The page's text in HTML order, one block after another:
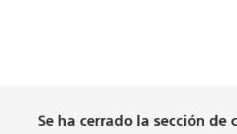
Se ha cerrado la sección de